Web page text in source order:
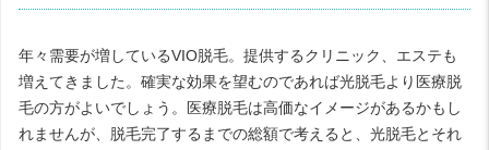
年々需要が増しているVIO脱毛。提供するクリニック、エステも
増えてきました。確実な効果を望むのであれば光脱毛より医療脱
毛の方がよいでしょう。医療脱毛は高価なイメージがあるかもし
れませんが、脱毛完了するまでの総額で考えると、光脱毛とそれ